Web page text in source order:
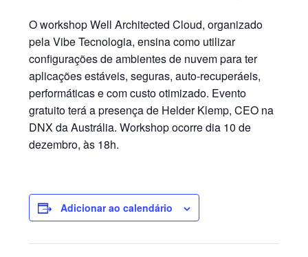
O workshop Well Architected Cloud, organizado
pela Vibe Tecnologia, ensina como utilizar
configurações de ambientes de nuvem para ter
aplicações estáveis, seguras, auto-recuperáeis,
performáticas e com custo otimizado. Evento
gratuito terá a presença de Helder Klemp, CEO na
DNX da Austrália. Workshop ocorre dia 10 de
dezembro, às 18h.
Adicionar ao calendário